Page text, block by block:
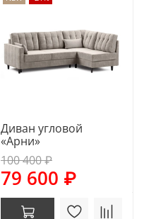
Диван угловой
«Арни»
100 400 ₽
79 600 ₽